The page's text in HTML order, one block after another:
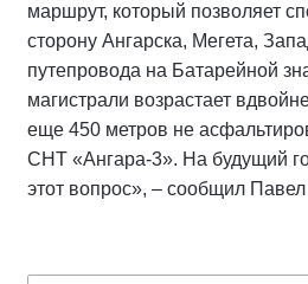
маршрут, который позволяет
сторону Ангарска, Мегета,
путепровода на Батарейной
магистрали возрастает
еще 450 метров не
СНТ «Ангара-3». На будущий
этот вопрос», – сообщил Павел